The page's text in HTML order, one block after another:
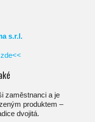
s.r.l.
zaměstnanci a je
produktem –
dvojitá.